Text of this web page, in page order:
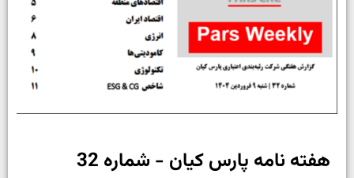
هفته نامه پارس کیان - شماره 32